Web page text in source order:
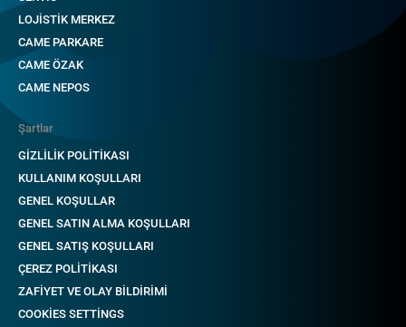
LOJİSTİK MERKEZ
CAME PARKARE
CAME ÖZAK
CAME NEPOS
Şartlar
GİZLİLİK POLİTİKASI
KULLANIM KOŞULLARI
GENEL KOŞULLAR
GENEL SATIN ALMA KOŞULLARI
GENEL SATIŞ KOŞULLARI
ÇEREZ POLİTİKASI
ZAFİYET VE OLAY BİLDİRİMİ
COOKIES SETTINGS